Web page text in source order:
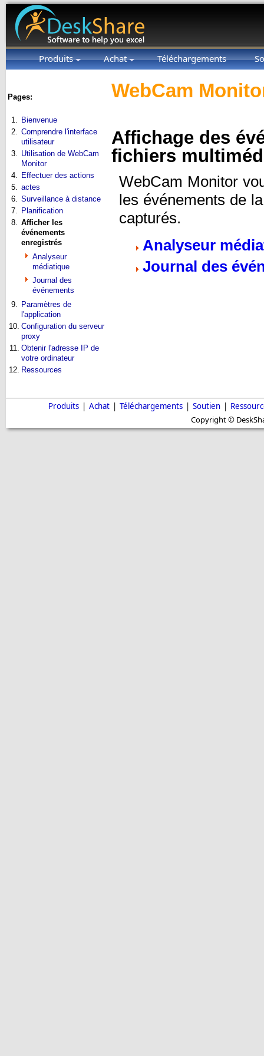
Produits Achat Téléchargements
Pages:
1. Bienvenue
2. Comprendre l'interface
utilisateur
3. Utilisation de WebCam
Monitor
4. Effectuer des actions
5. actes
6. Surveillance à distance
7. Planification
8. Afficher les
événements
enregistrés
Analyseur
médiatique
Journal des
événements
9. Paramètres de
l'application
10. Configuration du serveur
proxy
11. Obtenir l'adresse IP de
votre ordinateur
12. Ressources
WebCam
Affichage des
fichiers
WebCam Monitor
les événements de
capturés.
Analyseur
Journal des
Produits | Achat | Téléchargements | Soutien |
Copyright ©